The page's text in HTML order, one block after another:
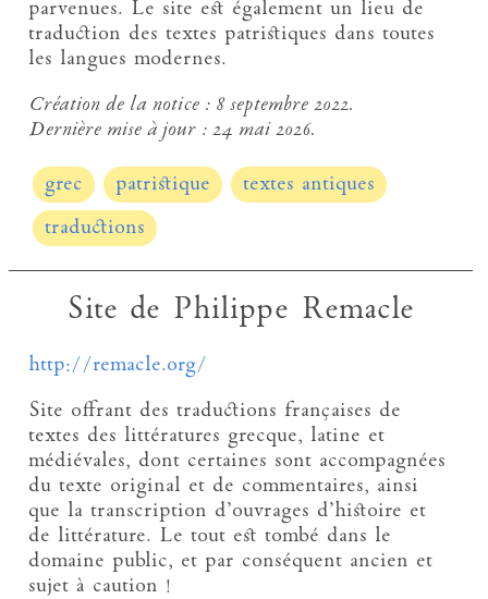
parvenues. Le site est également un lieu de
traduction des textes patristiques dans toutes
les langues modernes.
Création de la notice : 8 septembre 2022.
Dernière mise à jour :24 mai 2026.
grec patristique
textes antiques
traductions
Site de Philippe Remacle
http://remacle.org/
Site offrant des traductions françaises de
textes des littératures grecque, latine et
médiévales, dont certaines sont accompagnées
du texte original et de commentaires, ainsi
que la transcription d’ouvrages d’histoire et
de littérature. Le tout est tombé dans le
domaine public, et par conséquent ancien et
sujet à caution !